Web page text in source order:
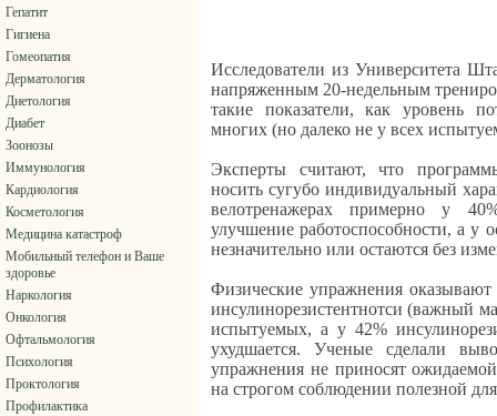
Гепатит
Гигиена
Гомеопатия
Дерматология
Диетология
Диабет
Зоонозы
Иммунология
Кардиология
Косметология
Медицина катастроф
Мобильный телефон и Ваше
здоровье
Наркология
Онкология
Офтальмология
Психология
Проктология
Профилактика
Исследователи из Университета
напряженным 20-недельным
такие показатели, как уровень
многих (но далеко не у всех
Эксперты считают, что
носить сугубо индивидуальный
велотренажерах примерно у
улучшение работоспособности, а у
незначительно или остаются без
Физические упражнения оказывают
инсулинорезистентнотси (важный
испытуемых, а у 42%
ухудшается. Ученые сделали
упражнения не приносят
на строгом соблюдении полезной